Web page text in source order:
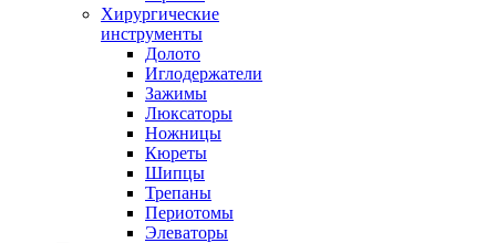
Хирургические
инструменты
Долото
Иглодержатели
Зажимы
Люксаторы
Ножницы
Кюреты
Шипцы
Трепаны
Периотомы
Элеваторы